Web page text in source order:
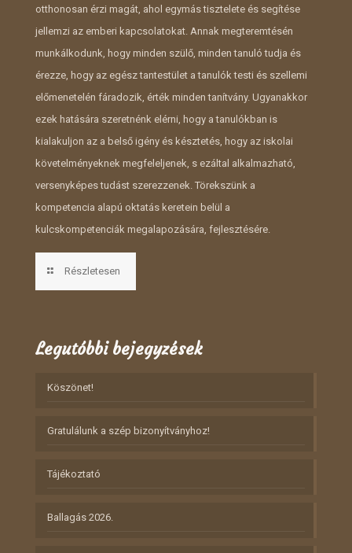
otthonosan érzi magát, ahol egymás tisztelete és segítése
jellemzi az emberi kapcsolatokat. Annak megteremtésén
munkálkodunk, hogy minden szülő, minden tanuló tudja és
érezze, hogy az egész tantestület a tanulók testi és szellemi
előmenetelén fáradozik, érték minden tanítvány. Ugyanakkor
ezek hatására szeretnénk elérni, hogy a tanulókban is
kialakuljon az a belső igény és késztetés, hogy az iskolai
követelményeknek megfeleljenek, s ezáltal alkalmazható,
versenyképes tudást szerezzenek. Törekszünk a
kompetencia alapú oktatás keretein belül a
kulcskompetenciák megalapozására, fejlesztésére.
Részletesen
Legutóbbi bejegyzések
Köszönet!
Gratulálunk a szép bizonyítványhoz!
Tájékoztató
Ballagás 2026.